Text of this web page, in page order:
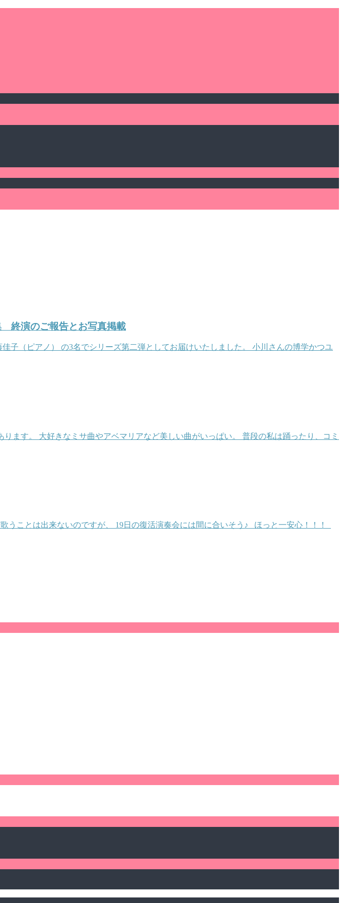
終演のご報告とお写真掲載
（ピアノ） の3名でシリーズ第二弾としてお届けいたしました。 小川さんの博学かつユ
ます。 大好きなミサ曲やアベマリアなど美しい曲がいっぱい。 普段の私は踊ったり、コミ
ことは出来ないのですが、 19日の復活演奏会には間に合いそう♪ ほっと一安心！！！